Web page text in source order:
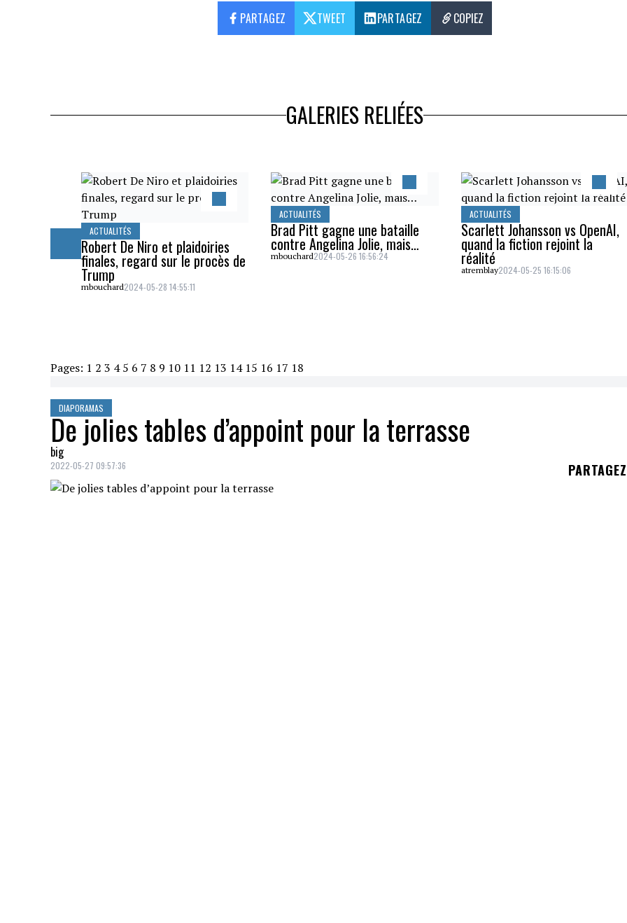
PARTAGEZ TWEET PARTAGEZ COPIEZ
GALERIES RELIÉES
ACTUALITÉS
Robert De Niro et plaidoiries
finales, regard sur le procès de
Trump
mbouchard2024-05-28 14:55:11
ACTUALITÉS
Brad Pitt gagne une bataille
contre Angelina Jolie, mais…
mbouchard2024-05-26 16:56:24
ACTUALITÉS
Scarlett Johansson vs OpenAI,
quand la fiction rejoint la
réalité
atremblay2024-05-25 16:15:06
Pages: 1 2 3 4 5 6 7 8 9 10 11 12 13 14 15 16 17 18
DIAPORAMAS
De jolies tables d’appoint pour la terrasse
big
2022-05-27 09:57:36 PARTAGEZ